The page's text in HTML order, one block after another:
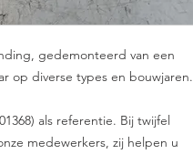
gedemonteerd van een
op diverse types en bouwjaren.
als referentie. Bij twijfel
medewerkers, zij helpen u